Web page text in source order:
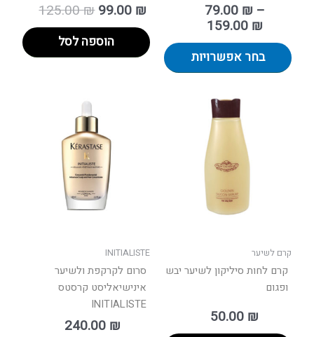
79.00 ₪ –
159.00 ₪
בחר אפשרויות
125.00₪99.00 ₪
הוספה לסל
קרם לשיער
קרם לחות סיליקון לשיער יבש
ופגום
50.00 ₪
INITIALISTE
סרום לקרקפת ולשיער
אינישיאליסט קרסטס
INITIALISTE
240.00 ₪